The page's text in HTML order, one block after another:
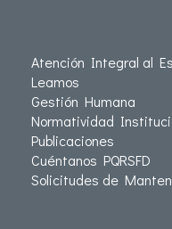
Atención Integral al
Leamos
Gestión Humana
Normatividad
Publicaciones
Cuéntanos PQRSFD
Solicitudes de